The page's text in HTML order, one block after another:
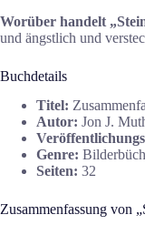
Worüber handelt
und ängstlich und
Buchdetails
Titel:
Autor: Jon J.
Genre:
Seiten: 32
Zusammenfassung von